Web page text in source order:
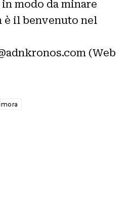
modo da minare
è il benvenuto nel
(Web